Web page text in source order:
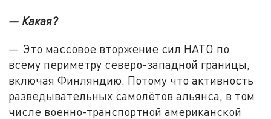
— Какая?
— Это массовое вторжение сил НАТО по
всему периметру северо-западной границы,
включая Финляндию. Потому что активность
разведывательных самолётов альянса, в том
числе военно-транспортной американской